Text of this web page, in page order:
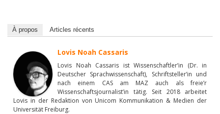
À propos Articles récents
Lovis Noah Cassaris
Lovis Noah Cassaris ist Wissenschaftler’in (Dr. in
Deutscher Sprachwissenschaft), Schriftsteller’in und
nach einem CAS am MAZ auch als freie’r
Wissenschaftsjournalist’in tätig. Seit 2018 arbeitet
Lovis in der Redaktion von Unicom Kommunikation & Medien der
Universität Freiburg.